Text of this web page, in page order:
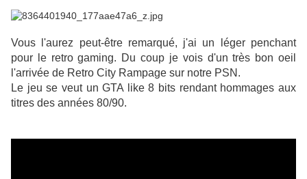
Vous l'aurez peut-être remarqué, j'ai un léger penchant
pour le retro gaming. Du coup je vois d'un très bon oeil
l'arrivée de Retro City Rampage sur notre PSN.
Le jeu se veut un GTA like 8 bits rendant hommages aux
titres des années 80/90.